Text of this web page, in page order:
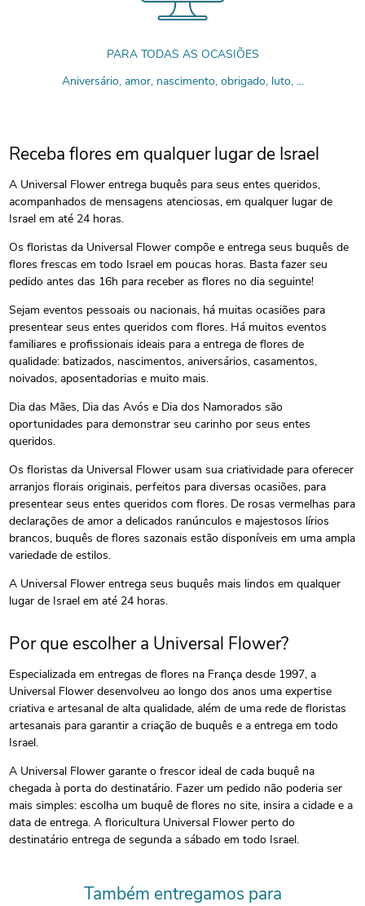
PARA TODAS AS OCASIÕES
Aniversário, amor, nascimento, obrigado, luto, ...
Receba flores em qualquer lugar de Israel
A Universal Flower entrega buquês para seus entes queridos,
acompanhados de mensagens atenciosas, em qualquer lugar de
Israel em até 24 horas.
Os floristas da Universal Flower compõe e entrega seus buquês de
flores frescas em todo Israel em poucas horas. Basta fazer seu
pedido antes das 16h para receber as flores no dia seguinte!
Sejam eventos pessoais ou nacionais, há muitas ocasiões para
presentear seus entes queridos com flores. Há muitos eventos
familiares e profissionais ideais para a entrega de flores de
qualidade: batizados, nascimentos, aniversários, casamentos,
noivados, aposentadorias e muito mais.
Dia das Mães, Dia das Avós e Dia dos Namorados são
oportunidades para demonstrar seu carinho por seus entes
queridos.
Os floristas da Universal Flower usam sua criatividade para oferecer
arranjos florais originais, perfeitos para diversas ocasiões, para
presentear seus entes queridos com flores. De rosas vermelhas para
declarações de amor a delicados ranúnculos e majestosos lírios
brancos, buquês de flores sazonais estão disponíveis em uma ampla
variedade de estilos.
A Universal Flower entrega seus buquês mais lindos em qualquer
lugar de Israel em até 24 horas.
Por que escolher a Universal Flower?
Especializada em entregas de flores na França desde 1997, a
Universal Flower desenvolveu ao longo dos anos uma expertise
criativa e artesanal de alta qualidade, além de uma rede de floristas
artesanais para garantir a criação de buquês e a entrega em todo
Israel.
A Universal Flower garante o frescor ideal de cada buquê na
chegada à porta do destinatário. Fazer um pedido não poderia ser
mais simples: escolha um buquê de flores no site, insira a cidade e a
data de entrega. A floricultura Universal Flower perto do
destinatário entrega de segunda a sábado em todo Israel.
Também entregamos para